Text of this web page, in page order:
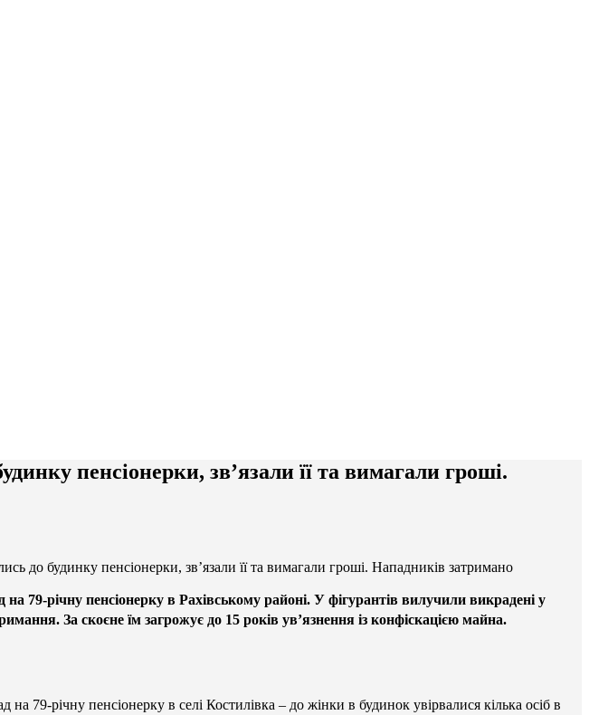
пенсіонерки, зв’язали її та вимагали гроші.
до будинку пенсіонерки, зв’язали її та вимагали гроші. Нападників затримано
79-річну пенсіонерку в Рахівському районі. У фігурантів вилучили викрадені у
За скоєне їм загрожує до 15 років ув’язнення із конфіскацією майна.
79-річну пенсіонерку в селі Костилівка – до жінки в будинок увірвалися кілька осіб в